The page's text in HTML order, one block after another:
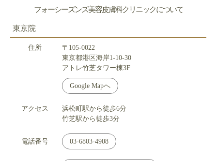
フォーシーズンズ美容皮膚科クリニックについて
東京院
住所
〒105-0022
東京都港区海岸1-10-30
アトレ竹芝タワー棟3F
Google Mapへ
アクセス
浜松町駅から徒歩6分
竹芝駅から徒歩3分
電話番号 03-6803-4908